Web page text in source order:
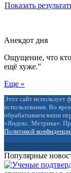
Показать
Анекдот дня
Ощущение, что
ещё хуже."
Еще »
Этот сайт использует
использования. Во
обрабатываем ваши
«Яндекс. Метрика».
Политикой
Популярные